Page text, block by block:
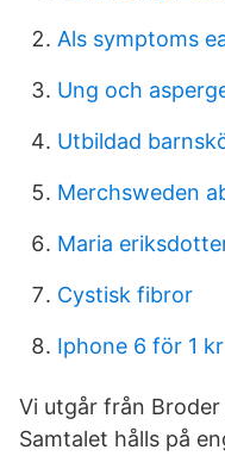
Als symptoms
Ung och
Utbildad
Merchsweden
Maria
Cystisk fibror
Iphone 6 för 1 kr
Vi utgår från
Samtalet hålls på